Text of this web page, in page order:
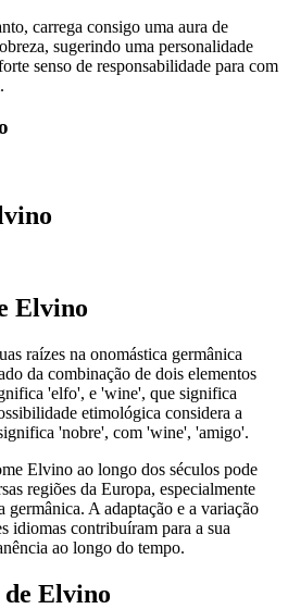
carrega consigo uma aura de
sugerindo uma personalidade
senso de responsabilidade para com
Elvino
raízes na onomástica germânica
da combinação de dois elementos
'elfo', e 'wine', que significa
etimológica considera a
'nobre', com 'wine', 'amigo'.
Elvino ao longo dos séculos pode
regiões da Europa, especialmente
germânica. A adaptação e a variação
idiomas contribuíram para a sua
ao longo do tempo.
de Elvino